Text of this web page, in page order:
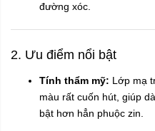
đường xóc.
2. Ưu điểm nổi bật
Tính thẩm mỹ: Lớp mạ
màu rất cuốn hút, giúp
bật hơn hẳn phuộc zin.